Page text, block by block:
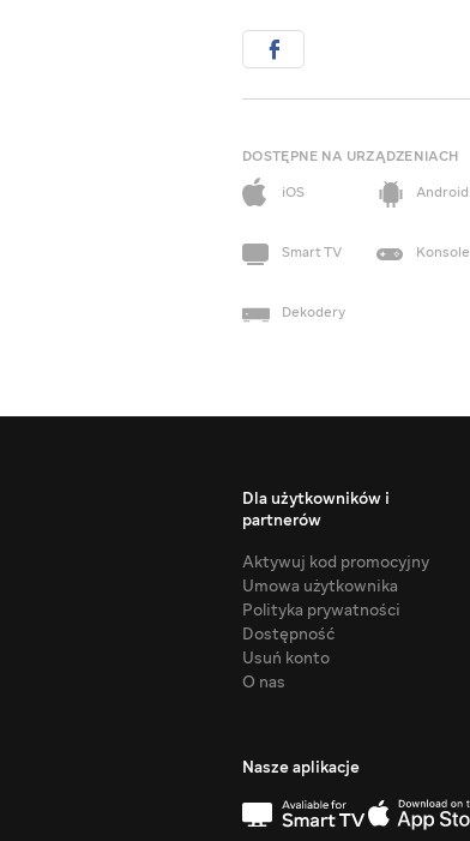
DOSTĘPNE NA URZĄDZENIACH
iOS
Android
Smart TV Konsole
Dekodery
Dla użytkowników i
partnerów
Aktywuj kod promocyjny
Umowa użytkownika
Polityka prywatności
Dostępność
Usuń konto
O nas
Nasze aplikacje